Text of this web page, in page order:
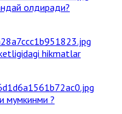
олдиради?
hikmatlar
мумкинми ?